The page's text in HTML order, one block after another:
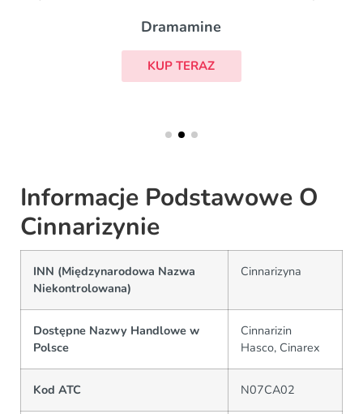
Dramamine
KUP TERAZ
Informacje Podstawowe O
Cinnarizynie
INN (Międzynarodowa Nazwa
Niekontrolowana)
Cinnarizyna
Dostępne Nazwy Handlowe w
Polsce
Cinnarizin
Hasco, Cinarex
Kod ATC N07CA02